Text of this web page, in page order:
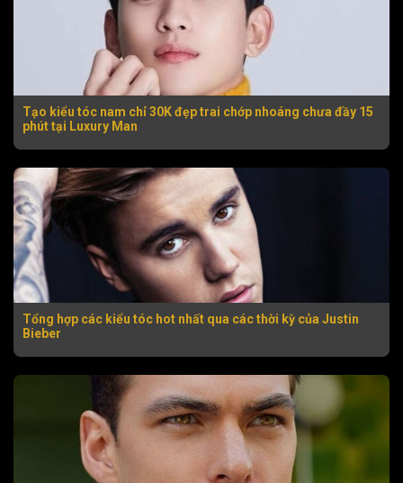
Tạo kiểu tóc nam chỉ 30K đẹp trai chớp nhoáng chưa đầy 15
phút tại Luxury Man
Tổng hợp các kiểu tóc hot nhất qua các thời kỳ của Justin
Bieber